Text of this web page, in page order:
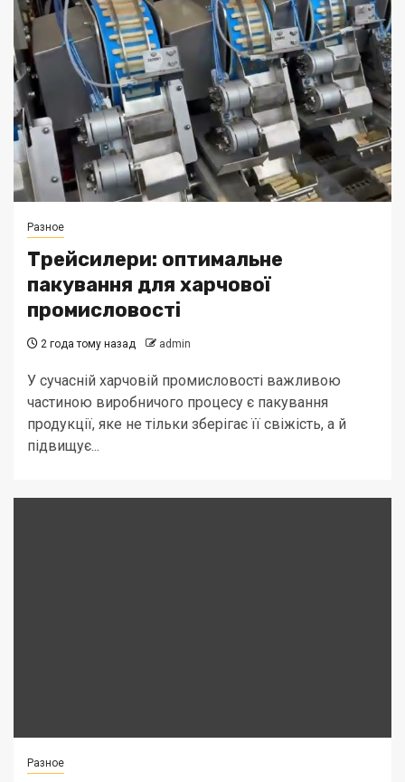
Разное
Трейсилери: оптимальне
пакування для харчової
промисловості
2 года тому назад admin
У сучасній харчовій промисловості важливою
частиною виробничого процесу є пакування
продукції, яке не тільки зберігає її свіжість, а й
підвищує...
Разное